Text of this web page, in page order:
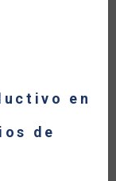
en
de